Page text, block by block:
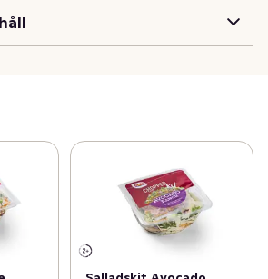
passar för alla tillfällen och